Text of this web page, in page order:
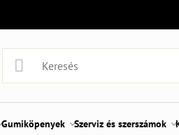
Gumiköpenyek Szerviz és szerszámok